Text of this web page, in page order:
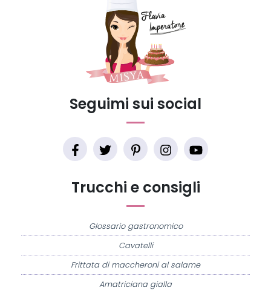
Trucchi e consigli
Glossario gastronomico
Cavatelli
Frittata di maccheroni al salame
Amatriciana gialla
Seguimi sui social